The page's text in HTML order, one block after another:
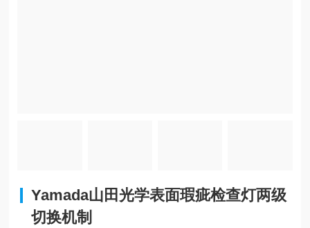
Yamada山田光学表面瑕疵检查灯两级
切换机制